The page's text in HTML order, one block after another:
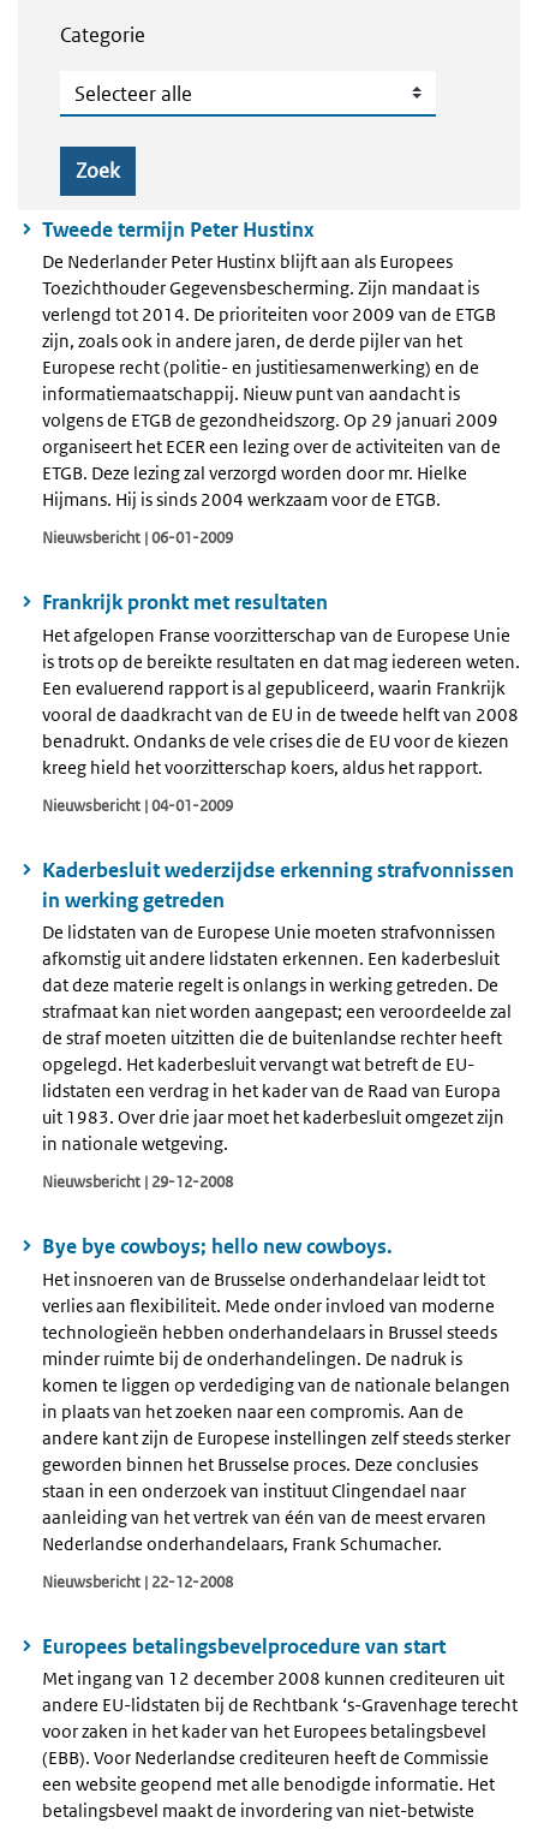
Categorie
Categorie
Zoek
Tweede termijn Peter Hustinx
De Nederlander Peter Hustinx blijft aan als Europees
Toezichthouder Gegevensbescherming. Zijn mandaat is
verlengd tot 2014. De prioriteiten voor 2009 van de ETGB
zijn, zoals ook in andere jaren, de derde pijler van het
Europese recht (politie- en justitiesamenwerking) en de
informatiemaatschappij. Nieuw punt van aandacht is
volgens de ETGB de gezondheidszorg. Op 29 januari 2009
organiseert het ECER een lezing over de activiteiten van de
ETGB. Deze lezing zal verzorgd worden door mr. Hielke
Hijmans. Hij is sinds 2004 werkzaam voor de ETGB.
Nieuwsbericht | 06-01-2009
Frankrijk pronkt met resultaten
Het afgelopen Franse voorzitterschap van de Europese Unie
is trots op de bereikte resultaten en dat mag iedereen weten.
Een evaluerend rapport is al gepubliceerd, waarin Frankrijk
vooral de daadkracht van de EU in de tweede helft van 2008
benadrukt. Ondanks de vele crises die de EU voor de kiezen
kreeg hield het voorzitterschap koers, aldus het rapport.
Nieuwsbericht | 04-01-2009
Kaderbesluit wederzijdse erkenning strafvonnissen
in werking getreden
De lidstaten van de Europese Unie moeten strafvonnissen
afkomstig uit andere lidstaten erkennen. Een kaderbesluit
dat deze materie regelt is onlangs in werking getreden. De
strafmaat kan niet worden aangepast; een veroordeelde zal
de straf moeten uitzitten die de buitenlandse rechter heeft
opgelegd. Het kaderbesluit vervangt wat betreft de EU-
lidstaten een verdrag in het kader van de Raad van Europa
uit 1983. Over drie jaar moet het kaderbesluit omgezet zijn
in nationale wetgeving.
Nieuwsbericht | 29-12-2008
Bye bye cowboys; hello new cowboys.
Het insnoeren van de Brusselse onderhandelaar leidt tot
verlies aan flexibiliteit. Mede onder invloed van moderne
technologieën hebben onderhandelaars in Brussel steeds
minder ruimte bij de onderhandelingen. De nadruk is
komen te liggen op verdediging van de nationale belangen
in plaats van het zoeken naar een compromis. Aan de
andere kant zijn de Europese instellingen zelf steeds sterker
geworden binnen het Brusselse proces. Deze conclusies
staan in een onderzoek van instituut Clingendael naar
aanleiding van het vertrek van één van de meest ervaren
Nederlandse onderhandelaars, Frank Schumacher.
Nieuwsbericht | 22-12-2008
Europees betalingsbevelprocedure van start
Met ingang van 12 december 2008 kunnen crediteuren uit
andere EU-lidstaten bij de Rechtbank ‘s-Gravenhage terecht
voor zaken in het kader van het Europees betalingsbevel
(EBB). Voor Nederlandse crediteuren heeft de Commissie
een website geopend met alle benodigde informatie. Het
betalingsbevel maakt de invordering van niet-betwiste